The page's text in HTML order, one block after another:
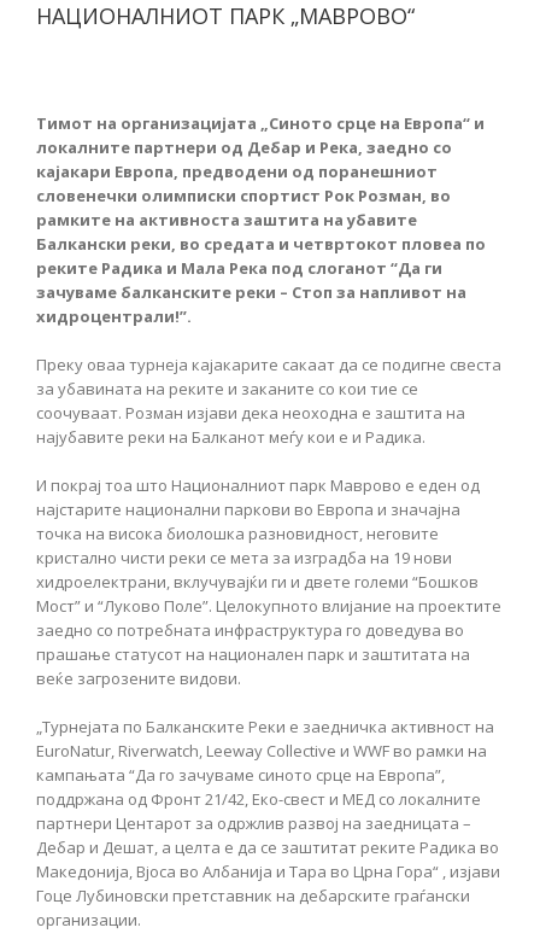
НАЦИОНАЛНИОТ ПАРК „МАВРОВО“
Тимот на организацијата „Синото срце на Европа“ и
локалните партнери од Дебар и Река, заедно со
кајакари Европа, предводени од поранешниот
словенечки олимписки спортист Рок Розман, во
рамките на активноста заштита на убавите
Балкански реки, во средата и четвртокот пловеа по
реките Радика и Мала Река под слоганот “Да ги
зачуваме балканските реки – Стоп за напливот на
хидроцентрали!”.
Преку оваа турнеја кајакарите сакаат да се подигне свеста
за убавината на реките и заканите со кои тие се
соочуваат. Розман изјави дека неоходна е заштита на
најубавите реки на Балканот меѓу кои е и Радика.
И покрај тоа што Националниот парк Маврово е еден од
најстарите национални паркови во Европа и значајна
точка на висока биолошка разновидност, неговите
кристално чисти реки се мета за изградба на 19 нови
хидроелектрани, вклучувајќи ги и двете големи “Бошков
Мост” и “Луково Поле”. Целокупното влијание на проектите
заедно со потребната инфраструктура го доведува во
прашање статусот на национален парк и заштитата на
веќе загрозените видови.
„Турнејата по Балканските Реки е заедничка активност на
EuroNatur, Riverwatch, Leeway Collective и WWF во рамки на
кампањата “Да го зачуваме синото срце на Европа”,
поддржана од Фронт 21/42, Еко-свест и МЕД со локалните
партнери Центарот за одржлив развој на заедницата –
Дебар и Дешат, а целта е да се заштитат реките Радика во
Македонија, Вјоса во Албанија и Тара во Црна Гора“ , изјави
Гоце Лубиновски претставник на дебарските граѓански
организации.